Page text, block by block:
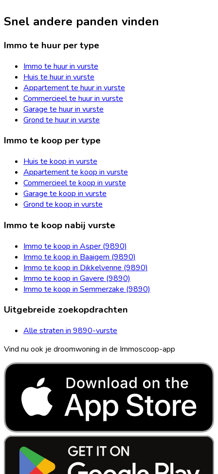
Snel andere panden vinden
Immo te huur per type
Immo te huur in vurste
Huis te huur in vurste
Appartement te huur in vurste
Commercieel te huur in vurste
Garage te huur in vurste
Grond te huur in vurste
Immo te koop per type
Huis te koop in vurste
Appartement te koop in vurste
Commercieel te koop in vurste
Garage te koop in vurste
Grond te koop in vurste
Immo te koop nabij vurste
Immo te koop in Asper (9890)
Immo te koop in Baaigem (9890)
Immo te koop in Dikkelvenne (9890)
Immo te koop in Gavere (9890)
Immo te koop in Semmerzake (9890)
Uitgebreide zoekopdrachten
Alle straten in 9890-vurste
Vind nu ook je droomwoning in de Immoscoop-app